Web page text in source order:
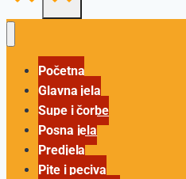
Početna
Glavna jela
Supe i čorbe
Posna jela
Predjela
Pite i peciva